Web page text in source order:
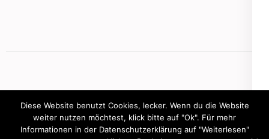
Diese Website benutzt Cookies, lecker. Wenn du die Website
weiter nutzen möchtest, klick bitte auf "Ok". Für mehr
Informationen in der Datenschutzerklärung auf "Weiterlesen"